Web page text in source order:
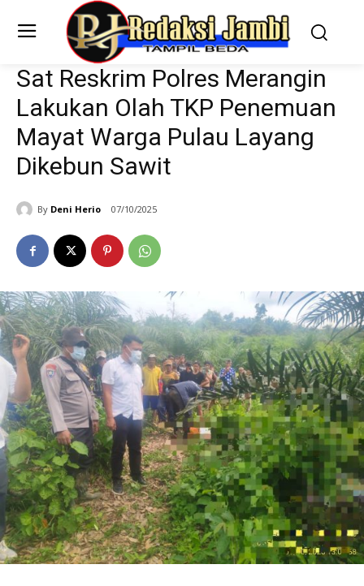
Sat Reskrim Polres Merangin
Lakukan Olah TKP Penemuan
Mayat Warga Pulau Layang
Dikebun Sawit
By Deni Herio 07/10/2025